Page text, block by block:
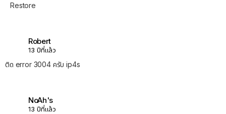
Restore
Robert
13 ปีที่แล้ว
ติด error 3004 ครับ ip4s
NoAh's
13 ปีที่แล้ว